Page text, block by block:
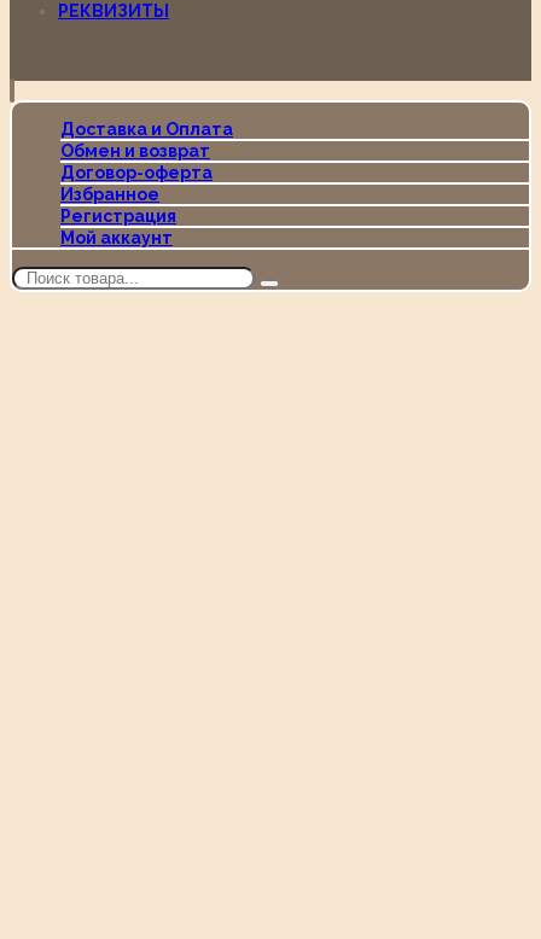
РЕКВИЗИТЫ
Доставка и Оплата
Обмен и возврат
Договор-оферта
Избранное
Регистрация
Мой аккаунт